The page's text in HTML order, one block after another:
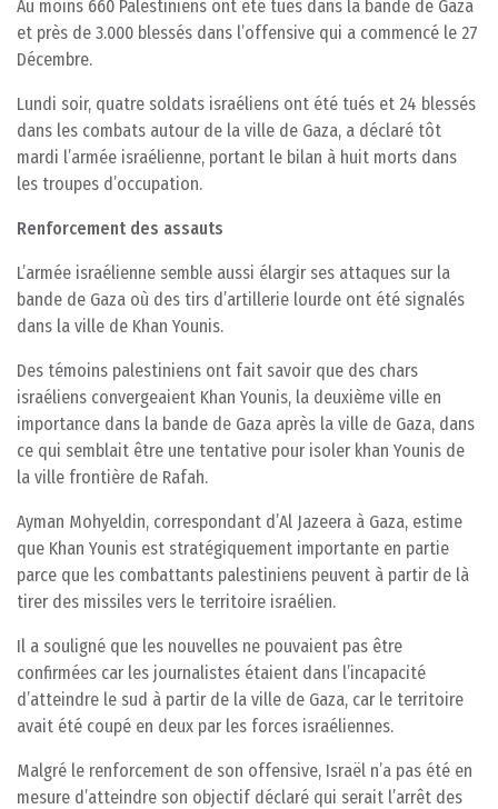
Au moins 660 Palestiniens ont été tués dans la bande de Gaza
et près de 3.000 blessés dans l’offensive qui a commencé le 27
Décembre.
Lundi soir, quatre soldats israéliens ont été tués et 24 blessés
dans les combats autour de la ville de Gaza, a déclaré tôt
mardi l’armée israélienne, portant le bilan à huit morts dans
les troupes d’occupation.
Renforcement des assauts
L’armée israélienne semble aussi élargir ses attaques sur la
bande de Gaza où des tirs d’artillerie lourde ont été signalés
dans la ville de Khan Younis.
Des témoins palestiniens ont fait savoir que des chars
israéliens convergeaient Khan Younis, la deuxième ville en
importance dans la bande de Gaza après la ville de Gaza, dans
ce qui semblait être une tentative pour isoler khan Younis de
la ville frontière de Rafah.
Ayman Mohyeldin, correspondant d’Al Jazeera à Gaza, estime
que Khan Younis est stratégiquement importante en partie
parce que les combattants palestiniens peuvent à partir de là
tirer des missiles vers le territoire israélien.
Il a souligné que les nouvelles ne pouvaient pas être
confirmées car les journalistes étaient dans l’incapacité
d’atteindre le sud à partir de la ville de Gaza, car le territoire
avait été coupé en deux par les forces israéliennes.
Malgré le renforcement de son offensive, Israël n’a pas été en
mesure d’atteindre son objectif déclaré qui serait l’arrêt des